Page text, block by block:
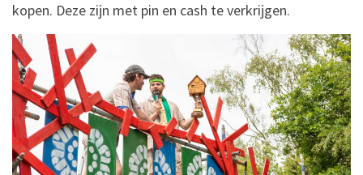
kopen. Deze zijn met pin en cash te verkrijgen.